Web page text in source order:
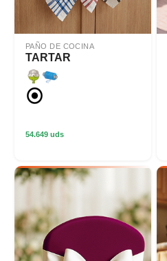
PAÑO DE COCINA
TARTAR
54.649 uds